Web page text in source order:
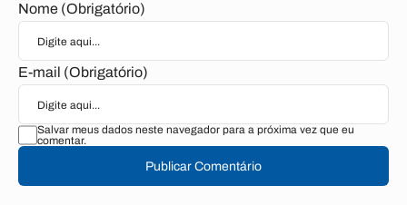
Nome (Obrigatório)
E-mail (Obrigatório)
Salvar meus dados neste navegador para a próxima vez que eu
comentar.
Publicar Comentário